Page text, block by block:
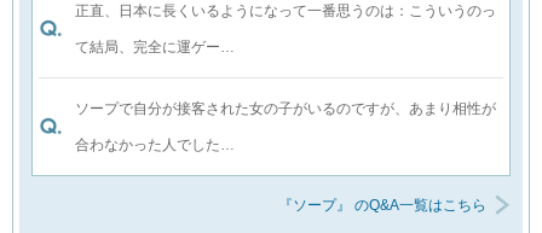
正直、日本に長くいるようになって一番思うのは：こういうのっ
て結局、完全に運ゲー…
ソープで自分が接客された女の子がいるのですが、あまり相性が
合わなかった人でした…
『ソープ』 のQ&A一覧はこちら